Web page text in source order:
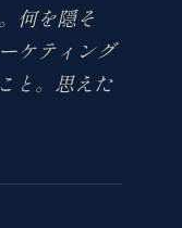
何を隠そ
ケティング
と。思えた